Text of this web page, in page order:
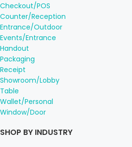
Checkout/POS
Counter/Reception
Entrance/Outdoor
Events/Entrance
Handout
Packaging
Receipt
Showroom/Lobby
Table
Wallet/Personal
Window/Door
SHOP BY INDUSTRY